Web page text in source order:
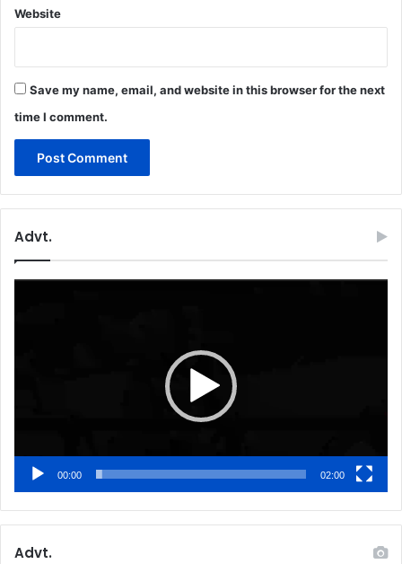
Website
Save my name, email, and website in this browser for the next
time I comment.
Advt.
00:00 02:00
Advt.